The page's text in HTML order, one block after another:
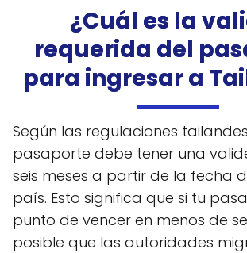
¿Cuál es la
requerida del
para ingresar a
Según las regulaciones
pasaporte debe tener una
seis meses a partir de la fecha
país. Esto significa que si tu
punto de vencer en menos de
posible que las autoridades